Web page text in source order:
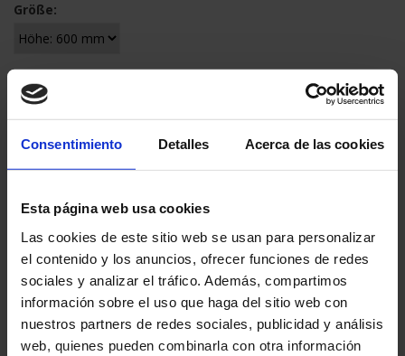
Consentimiento Detalles Acerca de las cookies
Esta página web usa cookies
Las cookies de este sitio web se usan para personalizar
el contenido y los anuncios, ofrecer funciones de redes
sociales y analizar el tráfico. Además, compartimos
información sobre el uso que haga del sitio web con
nuestros partners de redes sociales, publicidad y análisis
web, quienes pueden combinarla con otra información
Größe:
Menge:
294,00 €
Endbetrag inkl MwSt.:349,86 €
Verpackungseinheit: 1 Stück
IN DEN WARENKORB LEGEN